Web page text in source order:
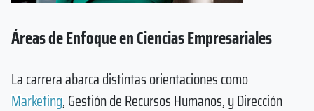
Áreas de Enfoque en Ciencias Empresariales
La carrera abarca distintas orientaciones como
Marketing, Gestión de Recursos Humanos, y Dirección